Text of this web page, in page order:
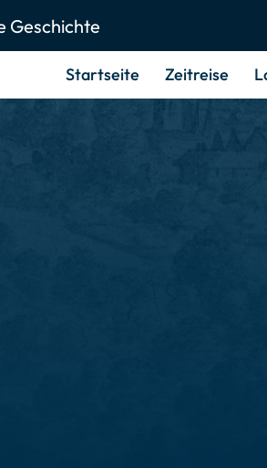
Geschichte
Startseite Zeitreise